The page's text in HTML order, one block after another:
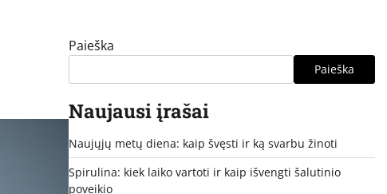
Paieška
Paieška
Naujausi įrašai
Naujųjų metų diena: kaip švęsti ir ką svarbu žinoti
Spirulina: kiek laiko vartoti ir kaip išvengti šalutinio
poveikio